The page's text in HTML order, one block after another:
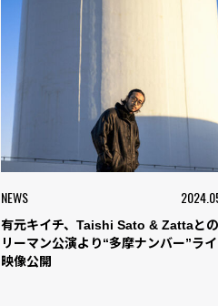
NEWS
有元キイチ、Taishi Sato & Zattaと
リーマン公演より“多摩ナンバー”ラ
映像公開